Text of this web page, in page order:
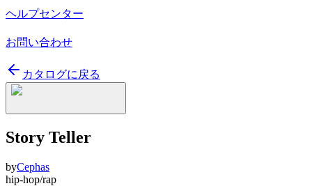
ヘルプセンター
お問い合わせ
カタログに戻る
Story Teller
byCephas
hip-hop/rap